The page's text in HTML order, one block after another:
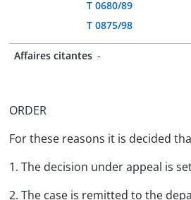
T 0680/89
T 0875/98
Affaires citantes -
ORDER
For these reasons it is decided
1. The decision under appeal is
2. The case is remitted to the